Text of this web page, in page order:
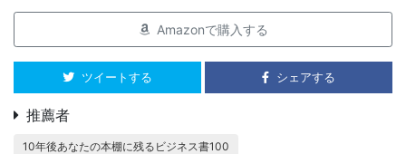
Amazonで購入する
ツイートする シェアする
推薦者
10年後あなたの本棚に残るビジネス書100